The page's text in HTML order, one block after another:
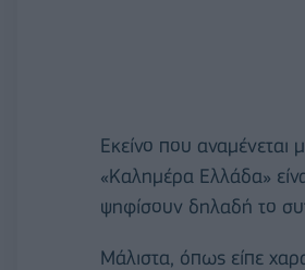
Εκείνο που
«Καλημέρα Ελλάδα»
ψηφίσουν δηλαδή το
Μάλιστα, όπως είπε